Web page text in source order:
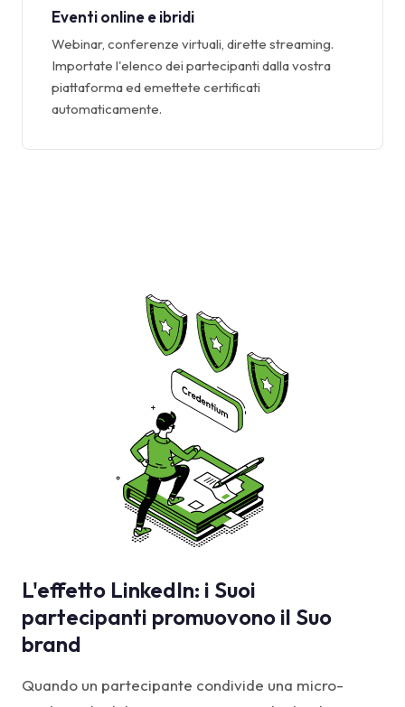
Eventi online e ibridi
Webinar, conferenze virtuali, dirette streaming.
Importate l'elenco dei partecipanti dalla vostra
piattaforma ed emettete certificati
automaticamente.
L'effetto LinkedIn: i Suoi
partecipanti promuovono il Suo
brand
Quando un partecipante condivide una micro-